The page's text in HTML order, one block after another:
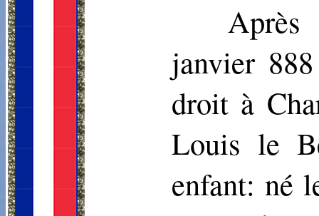
janvier
droit à
Louis le
enfant: né